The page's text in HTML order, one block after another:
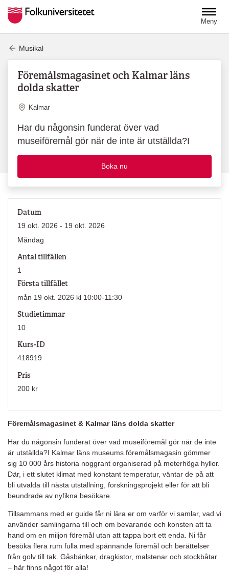
Meny
Musikal
Föremålsmagasinet och Kalmar läns
dolda skatter
Plats
Kalmar
Har du någonsin funderat över vad
museiföremål gör när de inte är utställda?I
Boka nu
Föremålsmagasinet & Kalmar läns dolda skatter
Har du någonsin funderat över vad museiföremål gör när de inte
är utställda?I Kalmar läns museums föremålsmagasin gömmer
sig 10 000 års historia noggrant organiserad på meterhöga hyllor.
Där, i ett slutet klimat med konstant temperatur, väntar de på att
bli utvalda till nästa utställning, forskningsprojekt eller för att bli
beundrade av nyfikna besökare.
Tillsammans med er guide får ni lära er om varför vi samlar, vad vi
använder samlingarna till och om bevarande och konsten att ta
hand om en miljon föremål utan att tappa bort ett enda. Ni får
besöka flera rum fulla med spännande föremål och berättelser
från golv till tak. Gåsbänkar, dragkistor, malstenar och stockbåtar
– här finns något för alla!
Datum
19 okt. 2026 - 19 okt. 2026
Måndag
Antal tillfällen
1
Första tillfället
mån 19 okt. 2026 kl 10:00-11:30
Studietimmar
10
Kurs-ID
418919
Pris
200 kr